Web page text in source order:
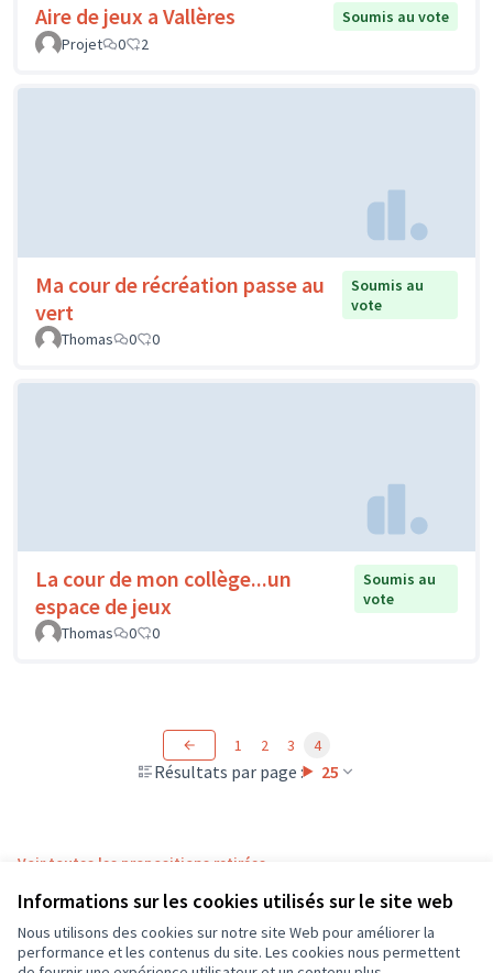
Informations sur les cookies utilisés sur le site web
Nous utilisons des cookies sur notre site Web pour améliorer la
performance et les contenus du site. Les cookies nous permettent
Aire de jeux a Vallères
Soumis au vote
Projet
0 2
Ma cour de récréation passe au
vert
Soumis au
vote
Thomas
0 0
La cour de mon collège...un
espace de jeux
Soumis au
vote
Thomas
0 0
Résultats par page : 25
1 2 3 4
Voir toutes les propositions retirées
Conditions d'utilisation
Paramètres des cookies